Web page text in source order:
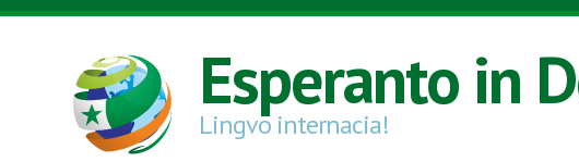
Direkt zum Inhalt
Esperanto in
Lingvo internacia!